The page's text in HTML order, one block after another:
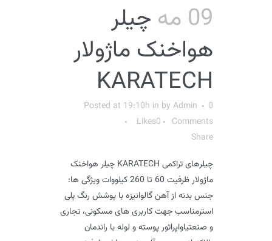
09 مه
چیلر
هواخنک ماژولار
KARATECH
Posted at 19:10h in by Admin
0
Comments
0
Likes
Share
چیلرهای تراکمی KARATECH چیلر هواخنک
ماژولار ظرفیت 60 تا 260 کیلووات ویژگی ها:
جنس بدنه از آهن گالوانیزه با پوشش رنگ پلی
استرمناسب جهت کاربری های مسکونی، تجاری
و صنعتیاواپراتور پوسته و لوله با راندمان